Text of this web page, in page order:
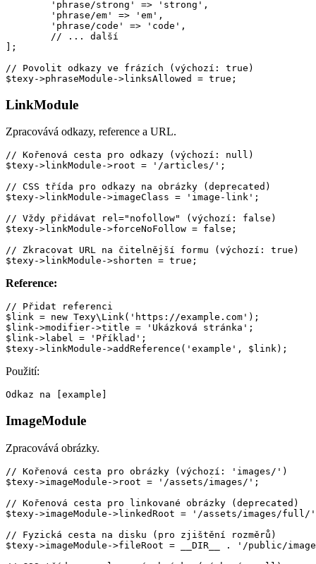
];
// Povolit odkazy ve frázích (výchozí: true)
LinkModule
Zpracovává odkazy, reference a URL.
// Kořenová cesta pro odkazy (výchozí: null)
$texy->linkModule->root = '/articles/';
// CSS třída pro odkazy na obrázky (deprecated)
$texy->linkModule->imageClass = 'image-link';
// Vždy přidávat rel="nofollow" (výchozí: false)
$texy->linkModule->forceNoFollow = false;
// Zkracovat URL na čitelnější formu (výchozí: true)
Reference:
// Přidat referenci
$link = new Texy\Link('https://example.com');
$link->modifier->title = 'Ukázková stránka';
$link->label = 'Příklad';
Použití:
ImageModule
Zpracovává obrázky.
// Kořenová cesta pro obrázky (výchozí: 'images/')
$texy->imageModule->root = '/assets/images/';
// Kořenová cesta pro linkované obrázky (deprecated)
$texy->imageModule->linkedRoot = '/assets/images/
// Fyzická cesta na disku (pro zjištění rozměrů)
$texy->imageModule->fileRoot = __DIR__ . '/public/